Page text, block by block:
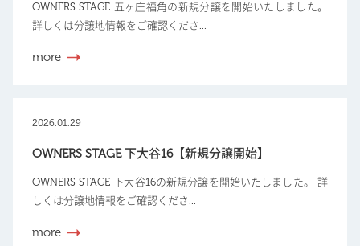
OWNERS STAGE 五ヶ庄福角の新規分譲を開始いたしました。
詳しくは分譲地情報をご確認くださ...
more
2026.01.29
OWNERS STAGE 下大谷16【新規分譲開始】
OWNERS STAGE 下大谷16の新規分譲を開始いたしました。 詳
しくは分譲地情報をご確認くださ...
more